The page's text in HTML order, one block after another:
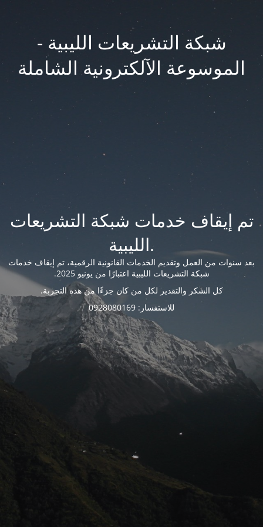
شبكة التشريعات الليبية -
الموسوعة الآلكترونية الشاملة
تم إيقاف خدمات شبكة التشريعات
الليبية.
بعد سنوات من العمل وتقديم الخدمات القانونية الرقمية، تم إيقاف خدمات
شبكة التشريعات الليبية اعتبارًا من يونيو 2025.
كل الشكر والتقدير لكل من كان جزءًا من هذه التجربة.
للاستفسار: 0928080169